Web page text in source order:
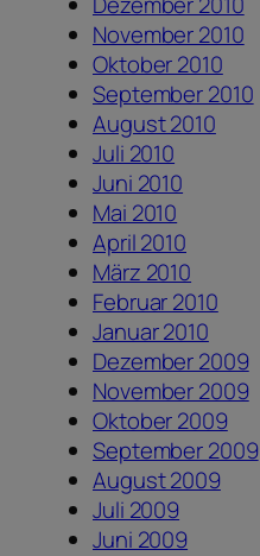
November 2010
Oktober 2010
September 2010
August 2010
Juli 2010
Juni 2010
Mai 2010
April 2010
März 2010
Februar 2010
Januar 2010
Dezember 2009
November 2009
Oktober 2009
September 2009
August 2009
Juli 2009
Juni 2009